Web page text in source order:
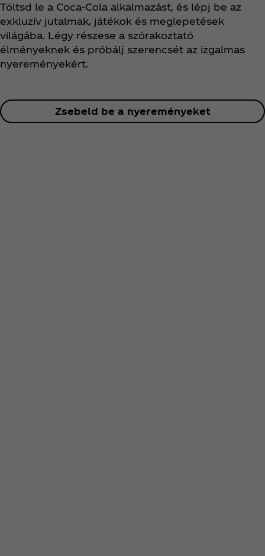
Töltsd le a Coca‑Cola alkalmazást, és lépj be az
exkluzív jutalmak, játékok és meglepetések
világába. Légy részese a szórakoztató
élményeknek és próbálj szerencsét az izgalmas
nyereményekért.
Zsebeld be a nyereményeket